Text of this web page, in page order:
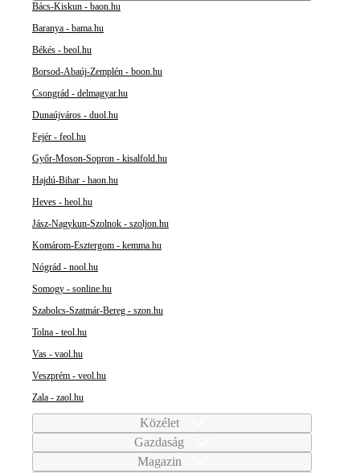
Bács-Kiskun - baon.hu
Baranya - bama.hu
Békés - beol.hu
Borsod-Abaúj-Zemplén - boon.hu
Csongrád - delmagyar.hu
Dunaújváros - duol.hu
Fejér - feol.hu
Győr-Moson-Sopron - kisalfold.hu
Hajdú-Bihar - haon.hu
Heves - heol.hu
Jász-Nagykun-Szolnok - szoljon.hu
Komárom-Esztergom - kemma.hu
Nógrád - nool.hu
Somogy - sonline.hu
Szabolcs-Szatmár-Bereg - szon.hu
Tolna - teol.hu
Vas - vaol.hu
Veszprém - veol.hu
Zala - zaol.hu
Közélet
Gazdaság
Magazin